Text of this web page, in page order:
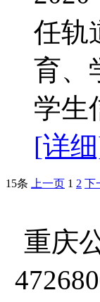
任轨
育
学
[详
15条 上一页 1 2 下
重庆